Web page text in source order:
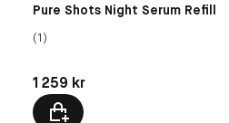
Pure Shots Night Serum Refill
(1)
Pris: 1 259 kr
1 259 kr